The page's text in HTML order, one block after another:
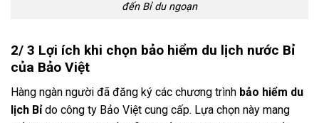
đến Bỉ du ngoạn
2/ 3 Lợi ích khi chọn bảo hiểm du lịch nước Bỉ
của Bảo Việt
Hàng ngàn người đã đăng ký các chương trình bảo hiểm du
lịch Bỉdo công ty Bảo Việt cung cấp. Lựa chọn này mang